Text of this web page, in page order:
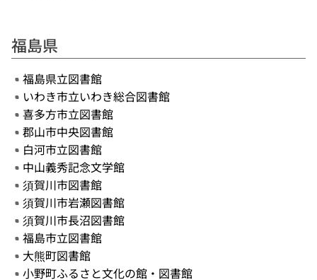
福島県
福島県立図書館
いわき市立いわき総合図書館
喜多方市立図書館
郡山市中央図書館
白河市立図書館
中山義秀記念文学館
須賀川市図書館
須賀川市岩瀬図書館
須賀川市長沼図書館
福島市立図書館
大熊町図書館
小野町ふるさと文化の館・図書館